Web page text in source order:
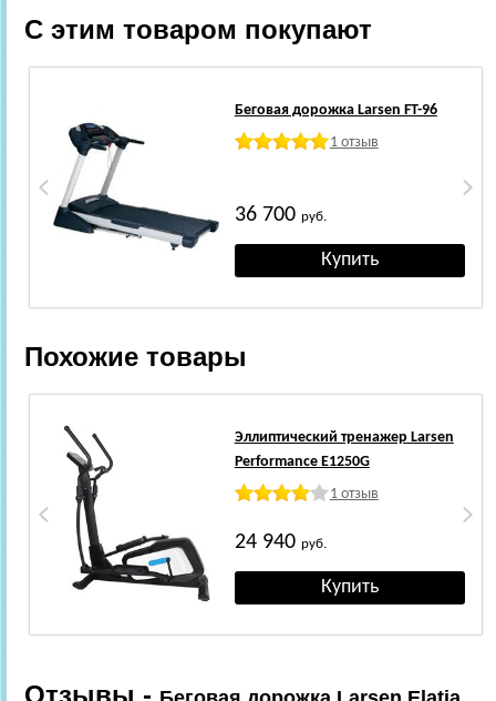
С этим товаром покупают
Беговая дорожка Larsen FT-96
1 отзыв
36 700 руб.
Похожие товары
Эллиптический тренажер Larsen
Performance E1250G
1 отзыв
24 940 руб.
Отзывы -